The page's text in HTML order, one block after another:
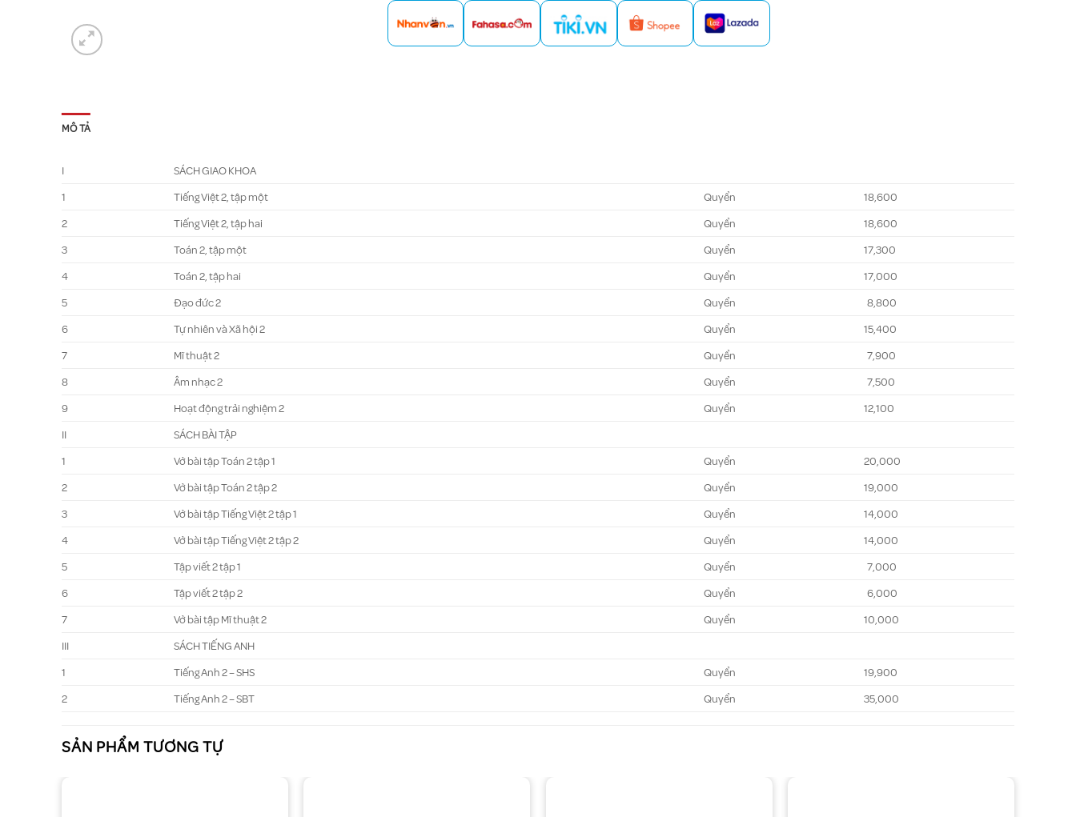
MÔ TẢ
I
SÁCH GIAO KHOA
1
Tiếng Việt 2, tập một Quyển
18,600
2
Tiếng Việt 2, tập hai Quyển
18,600
3
Toán 2, tập một Quyển
17,300
4
Toán 2, tập hai Quyển
17,000
5
Đạo đức 2 Quyển
8,800
6
Tự nhiên và Xã hội 2 Quyển
15,400
7
Mĩ thuật 2 Quyển
7,900
8
Âm nhạc 2 Quyển
7,500
9
Hoạt động trải nghiệm 2 Quyển
12,100
II
SÁCH BÀI TẬP
1
Vở bài tập Toán 2 tập 1 Quyển
20,000
2
Vở bài tập Toán 2 tập 2 Quyển
19,000
3
Vở bài tập Tiếng Việt 2 tập 1 Quyển
14,000
4
Vở bài tập Tiếng Việt 2 tập 2 Quyển
14,000
5
Tập viết 2 tập 1 Quyển
7,000
6
Tập viết 2 tập 2 Quyển
6,000
7
Vở bài tập Mĩ thuật 2 Quyển
10,000
III
SÁCH TIẾNG ANH
1
Tiếng Anh 2 – SHS Quyển
19,900
2
Tiếng Anh 2 – SBT Quyển 35,000
SẢN PHẨM TƯƠNG TỰ